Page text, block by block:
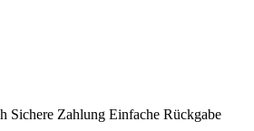
Sichere Zahlung Einfache Rückgabe